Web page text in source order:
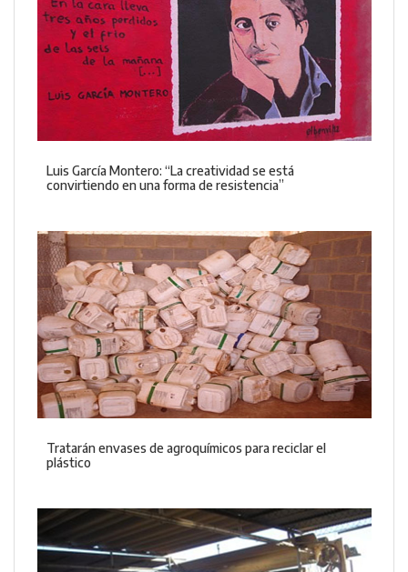
Luis García Montero: “La creatividad se está
convirtiendo en una forma de resistencia”
Tratarán envases de agroquímicos para reciclar el
plástico